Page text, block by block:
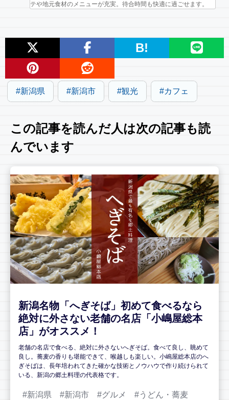
テや地元食材のメニューが充実。待合時間も快適に過ごせます。
B!
新潟県 新潟市 観光 カフェ
この記事を読んだ人は次の記事も読
んでいます
新潟名物「へぎそば」初めて食べるなら
絶対に外さない老舗の名店「小嶋屋総本
店」がオススメ！
老舗の名店で食べる、絶対に外さないへぎそば。食べて良し、眺めて
良し。蕎麦の香りも堪能できて、喉越しも楽しい。小嶋屋総本店のへ
ぎそばは、長年培われてきた確かな技術とノウハウで作り続けられて
いる、新潟の郷土料理の代表格です。
新潟県 新潟市 グルメ うどん・蕎麦